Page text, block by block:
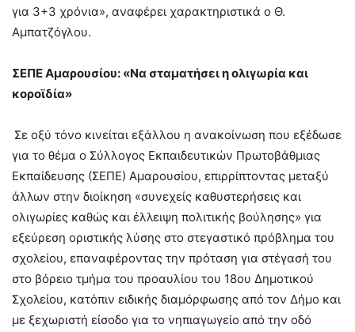
για 3+3 χρόνια», αναφέρει χαρακτηριστικά ο Θ.
Αμπατζόγλου.
ΣΕΠΕ Αμαρουσίου: «Να σταματήσει η ολιγωρία και
κοροϊδία»
Σε οξύ τόνο κινείται εξάλλου η ανακοίνωση που εξέδωσε
για το θέμα ο Σύλλογος Εκπαιδευτικών Πρωτοβάθμιας
Εκπαίδευσης (ΣΕΠΕ) Αμαρουσίου, επιρρίπτοντας μεταξύ
άλλων στην διοίκηση «συνεχείς καθυστερήσεις και
ολιγωρίες καθώς και έλλειψη πολιτικής βούλησης» για
εξεύρεση οριστικής λύσης στο στεγαστικό πρόβλημα του
σχολείου, επαναφέροντας την πρόταση για στέγασή του
στο βόρειο τμήμα του προαυλίου του 18ου Δημοτικού
Σχολείου, κατόπιν ειδικής διαμόρφωσης από τον Δήμο και
με ξεχωριστή είσοδο για το νηπιαγωγείο από την οδό